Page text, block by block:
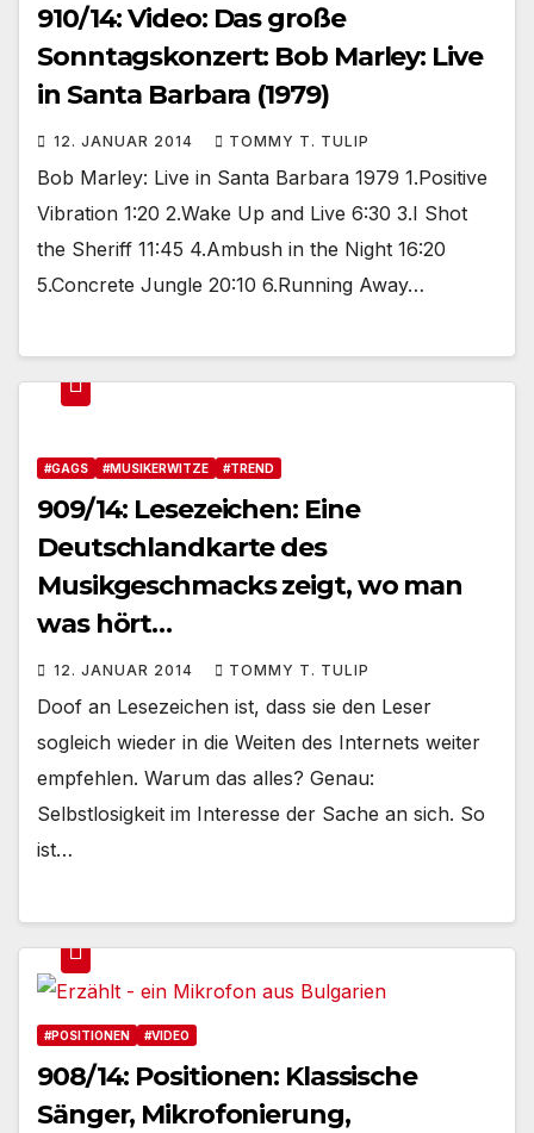
910/14: Video: Das große
Sonntagskonzert: Bob Marley: Live
in Santa Barbara (1979)
12. JANUAR 2014 TOMMY T. TULIP
Bob Marley: Live in Santa Barbara 1979 1.Positive
Vibration 1:20 2.Wake Up and Live 6:30 3.I Shot
the Sheriff 11:45 4.Ambush in the Night 16:20
5.Concrete Jungle 20:10 6.Running Away…
#GAGS #MUSIKERWITZE #TREND
909/14: Lesezeichen: Eine
Deutschlandkarte des
Musikgeschmacks zeigt, wo man
was hört…
12. JANUAR 2014 TOMMY T. TULIP
Doof an Lesezeichen ist, dass sie den Leser
sogleich wieder in die Weiten des Internets weiter
empfehlen. Warum das alles? Genau:
Selbstlosigkeit im Interesse der Sache an sich. So
ist…
#POSITIONEN #VIDEO
908/14: Positionen: Klassische
Sänger, Mikrofonierung,